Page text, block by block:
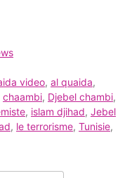
video, al quaida,
chaambi, Djebel chambi,
, islam djihad, Jebel
, le terrorisme, Tunisie,